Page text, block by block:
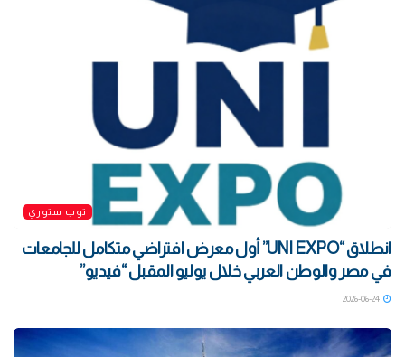
توب ستوري
انطلاق “UNI EXPO” أول معرض افتراضي متكامل للجامعات
في مصر والوطن العربي خلال يوليو المقبل “فيديو”